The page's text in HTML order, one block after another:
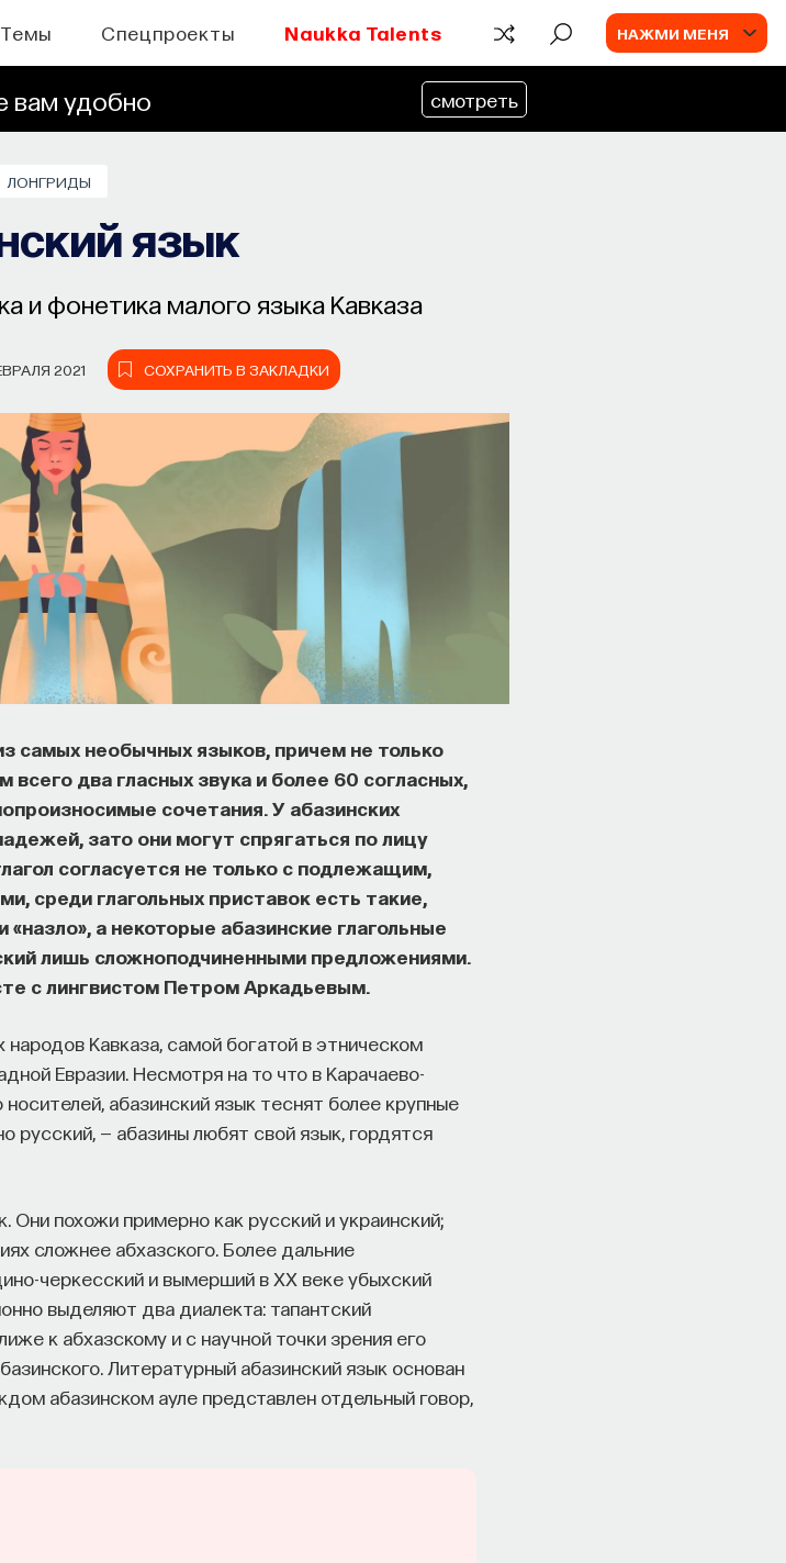
Темы Спецпроекты Naukka Talents НАЖМИ МЕНЯ
вам удобно смотреть
ЛОНГРИДЫ
язык
и фонетика малого языка Кавказа
2021 СОХРАНИТЬ В ЗАКЛАДКИ
самых необычных языков, причем не только
два гласных звука и более 60 согласных,
сочетания. У абазинских
зато они могут спрягаться по лицу
согласуется не только с подлежащим,
среди глагольных приставок есть такие,
а некоторые абазинские глагольные
лишь сложноподчиненными предложениями.
с лингвистом Петром Аркадьевым.
Кавказа, самой богатой в этническом
Евразии. Несмотря на то что в Карачаево-
абазинский язык теснят более крупные
русский, — абазины любят свой язык, гордятся
Они похожи примерно как русский и украинский;
сложнее абхазского. Более дальние
черкесский и вымерший в ХХ веке убыхский
выделяют два диалекта: тапантский
к абхазскому и с научной точки зрения его
Литературный абазинский язык основан
абазинском ауле представлен отдельный говор,